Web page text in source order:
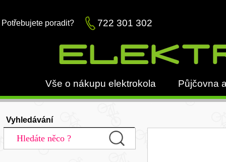
Potřebujete poradit? 722 301 302
Vše o nákupu elektrokola Půjčovna
Vyhledávání